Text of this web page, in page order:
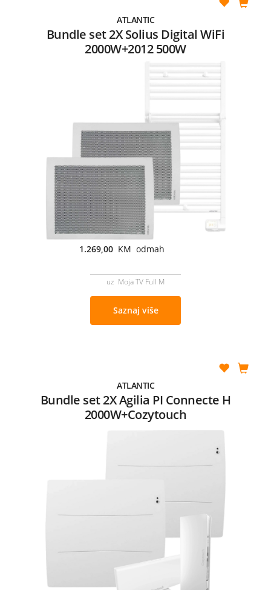
ATLANTIC
Bundle set 2X Solius Digital WiFi
2000W+2012 500W
1.269,00 KM odmah
uz Moja TV Full M
Saznaj više
ATLANTIC
Bundle set 2X Agilia PI Connecte H
2000W+Cozytouch